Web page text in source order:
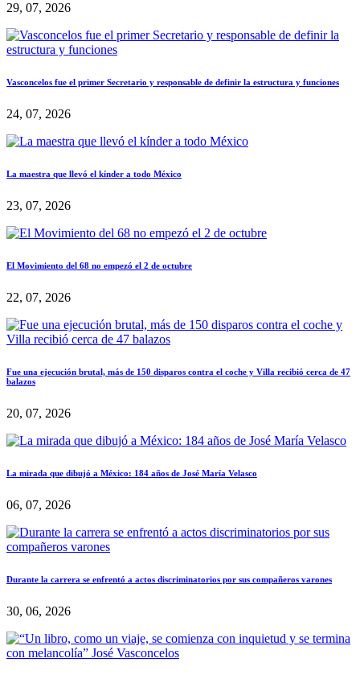
29, 07, 2026
Vasconcelos fue el primer Secretario y responsable de definir la estructura y funciones
24, 07, 2026
La maestra que llevó el kínder a todo México
23, 07, 2026
El Movimiento del 68 no empezó el 2 de octubre
22, 07, 2026
Fue una ejecución brutal, más de 150 disparos contra el coche y Villa recibió cerca de 47
balazos
20, 07, 2026
La mirada que dibujó a México: 184 años de José María Velasco
06, 07, 2026
Durante la carrera se enfrentó a actos discriminatorios por sus compañeros varones
30, 06, 2026